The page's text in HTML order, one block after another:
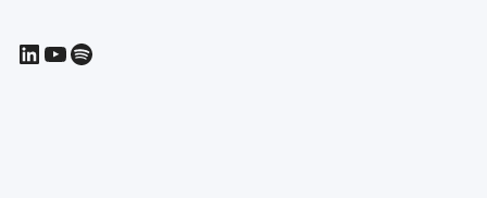
LinkedIn
YouTube
Spotify